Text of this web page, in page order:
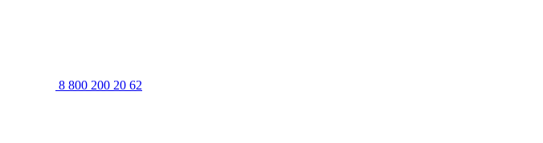
8 800 200 20 62